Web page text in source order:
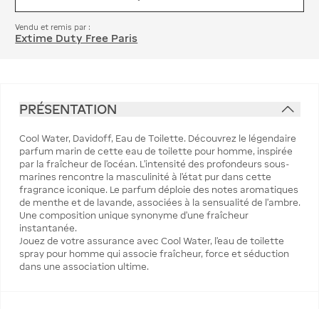
Vendu et remis par :
Extime Duty Free Paris
PRÉSENTATION
Cool Water, Davidoff, Eau de Toilette. Découvrez le légendaire
parfum marin de cette eau de toilette pour homme, inspirée
par la fraîcheur de l’océan. L’intensité des profondeurs sous-
marines rencontre la masculinité à l’état pur dans cette
fragrance iconique. Le parfum déploie des notes aromatiques
de menthe et de lavande, associées à la sensualité de l’ambre.
Une composition unique synonyme d’une fraîcheur
instantanée.
Jouez de votre assurance avec Cool Water, l’eau de toilette
spray pour homme qui associe fraîcheur, force et séduction
dans une association ultime.